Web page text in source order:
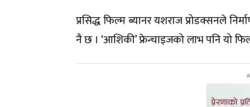
प्रसिद्ध फिल्म ब्यानर यशराज प्रोडक्सनले
नै छ । ‘आशिकी’ फ्रेन्चाइजको लाभ पनि यो